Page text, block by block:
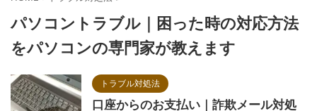
パソコントラブル｜困った時の対応方法
をパソコンの専門家が教えます
トラブル対処法
口座からのお支払い｜詐欺メール対処